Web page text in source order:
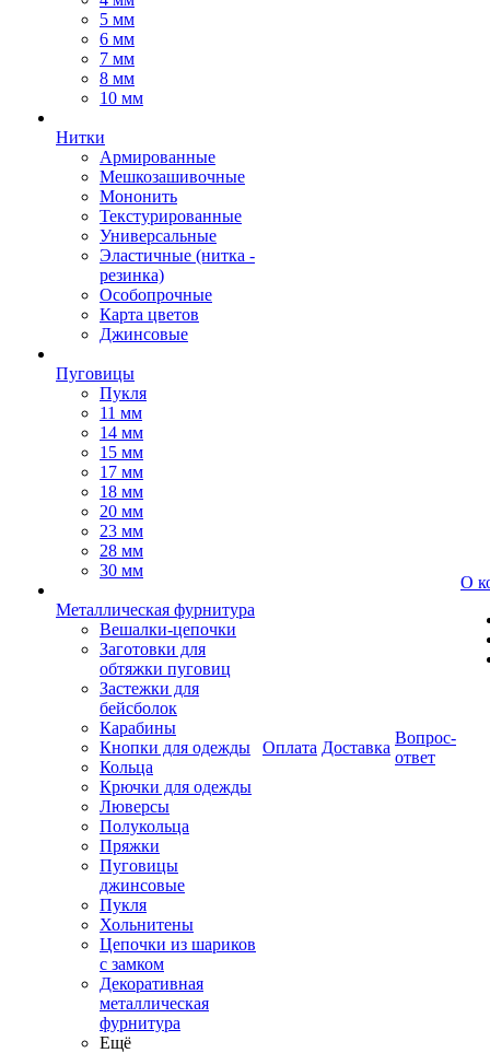
5 мм
6 мм
7 мм
8 мм
10 мм
Нитки
Армированные
Мешкозашивочные
Мононить
Текстурированные
Универсальные
Эластичные (нитка -
резинка)
Особопрочные
Карта цветов
Джинсовые
Пуговицы
Пукля
11 мм
14 мм
15 мм
17 мм
18 мм
20 мм
23 мм
28 мм
30 мм
Металлическая фурнитура
Вешалки-цепочки
Заготовки для
обтяжки пуговиц
Застежки для
бейсболок
Карабины
Кнопки для одежды
Кольца
Крючки для одежды
Люверсы
Полукольца
Пряжки
Пуговицы
джинсовые
Пукля
Хольнитены
Цепочки из шариков
с замком
Декоративная
металлическая
фурнитура
Ещё
Оплата Доставка
Вопрос-
ответ
О